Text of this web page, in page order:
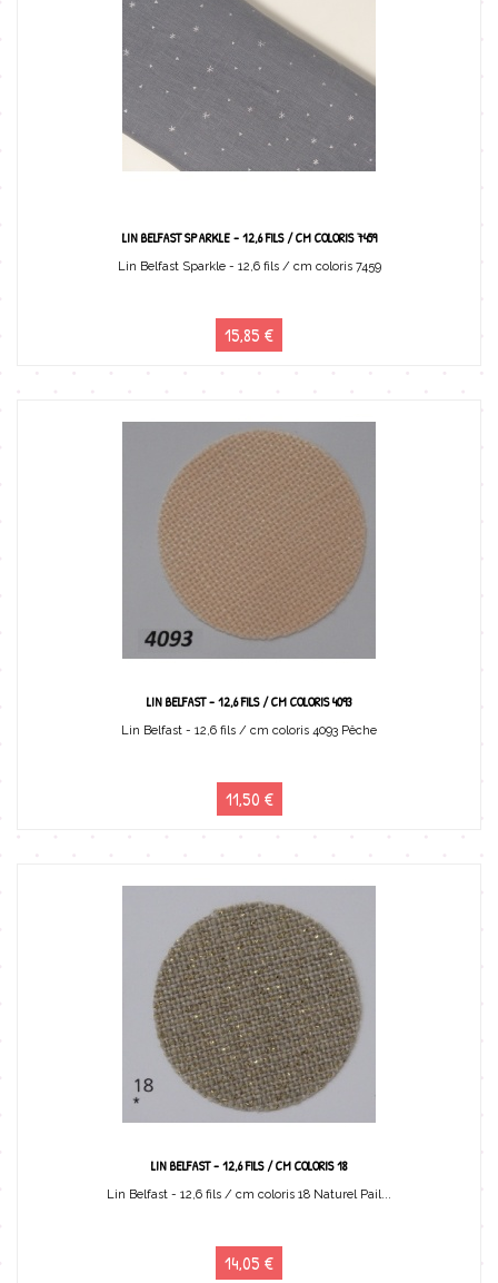
LIN BELFAST SPARKLE - 12,6 FILS / CM COLORIS 7459
Lin Belfast Sparkle - 12,6 fils / cm coloris 7459
15,85 €
LIN BELFAST - 12,6 FILS / CM COLORIS 4093
Lin Belfast - 12,6 fils / cm coloris 4093 Pêche
11,50 €
LIN BELFAST - 12,6 FILS / CM COLORIS 18
Lin Belfast - 12,6 fils / cm coloris 18 Naturel Pail...
14,05 €